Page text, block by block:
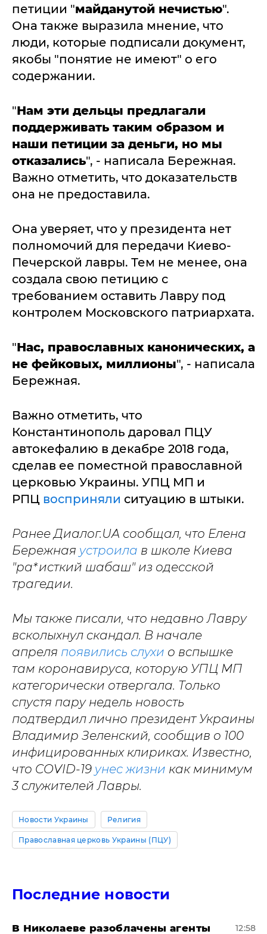
петиции "майданутой нечистью".
Она также выразила мнение, что
люди, которые подписали документ,
якобы "понятие не имеют" о его
содержании.
"Нам эти дельцы предлагали
поддерживать таким образом и
наши петиции за деньги, но мы
отказались", - написала Бережная.
Важно отметить, что доказательств
она не предоставила.
Она уверяет, что у президента нет
полномочий для передачи Киево-
Печерской лавры. Тем не менее, она
создала свою петицию с
требованием оставить Лавру под
контролем Московского патриархата.
"Нас, православных канонических, а
не фейковых, миллионы", - написала
Бережная.
Важно отметить, что
Константинополь даровал ПЦУ
автокефалию в декабре 2018 года,
сделав ее поместной православной
церковью Украины. УПЦ МП и
РПЦ восприняли ситуацию в штыки.
Ранее Диалог.UA сообщал, что Елена
Бережная устроила в школе Киева
"ра*исткий шабаш" из одесской
трагедии.
Мы также писали, что недавно Лавру
всколыхнул скандал. В начале
апреля появились слухи о вспышке
там коронавируса, которую УПЦ МП
категорически отвергала. Только
спустя пару недель новость
подтвердил лично президент Украины
Владимир Зеленский, сообщив о 100
инфицированных клириках. Известно,
что COVID-19 унес жизни как минимум
3 служителей Лавры.
Новости Украины Религия
Православная церковь Украины (ПЦУ)
Последние новости
В Николаеве разоблачены агенты 12:58